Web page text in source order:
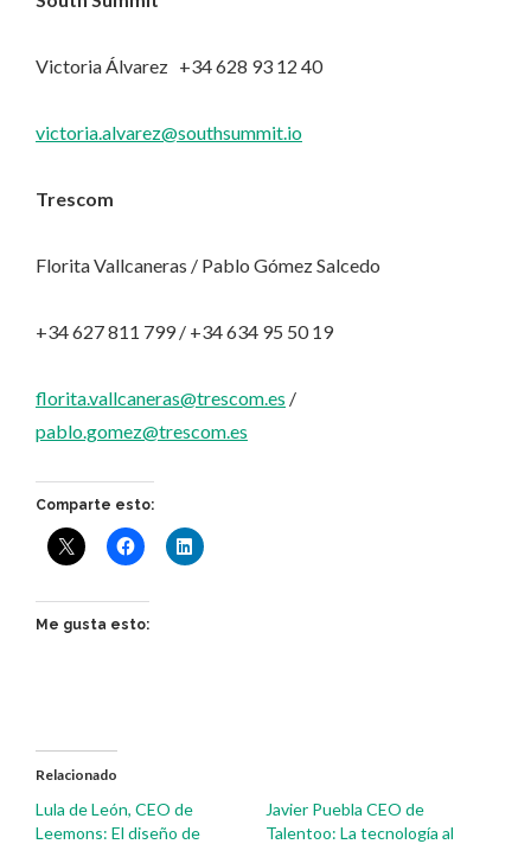
Victoria Álvarez +34 628 93 12 40
victoria.alvarez@southsummit.io
Trescom
Florita Vallcaneras / Pablo Gómez Salcedo
+34 627 811 799 / +34 634 95 50 19
florita.vallcaneras@trescom.es /
pablo.gomez@trescom.es
Comparte esto:
Me gusta esto:
Relacionado
Lula de León, CEO de
Leemons: El diseño de
Javier Puebla CEO de
Talentoo: La tecnología al